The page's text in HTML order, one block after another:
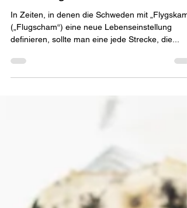
Business
Eine Frage der Nähe
(„Flugscham“) eine neue Lebenseinstellung
definieren, sollte man eine jede Strecke, die...